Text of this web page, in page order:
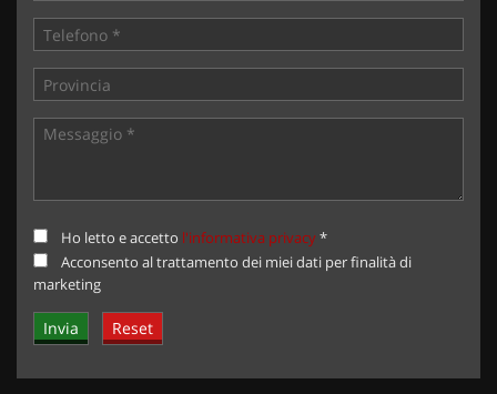
Ho letto e accetto l'informativa privacy*
Acconsento al trattamento dei miei dati per finalità di
marketing